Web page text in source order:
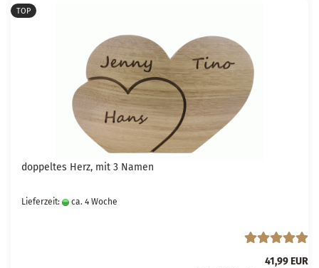
TOP
doppeltes Herz, mit 3 Namen
Lieferzeit: ca. 4 Woche
41,99 EUR